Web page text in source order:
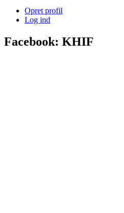
Opret profil
Log ind
Facebook: KHIF